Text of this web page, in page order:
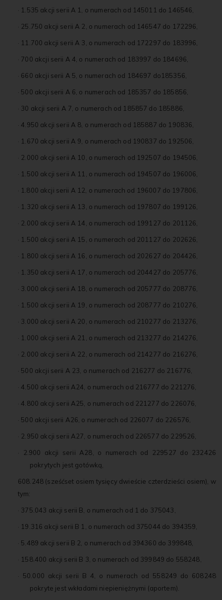
· 1.535 akcji serii A 1, o numerach od 145011 do 146546,
· 25.750 akcji serii A 2, o numerach od 146547 do 172296,
· 11.700 akcji serii A 3, o numerach od 172297 do 183996,
· 700 akcji serii A 4, o numerach od 183997 do 184696,
· 660 akcji serii A 5, o numerach od 184697 do185356,
· 500 akcji serii A 6, o numerach od 185357 do 185856,
· 30 akcji serii A 7, o numerach od 185857 do 185886,
· 4.950 akcji serii A 8, o numerach od 185887 do 190836,
· 1.670 akcji serii A 9, o numerach od 190837 do 192506,
· 2.000 akcji serii A 10, o numerach od 192507 do 194506,
· 1.500 akcji serii A 11, o numerach od 194507 do 196006,
· 1.800 akcji serii A 12, o numerach od 196007 do 197806,
· 1.320 akcji serii A 13, o numerach od 197807 do 199126,
· 2.000 akcji serii A 14, o numerach od 199127 do 201126,
· 1.500 akcji serii A 15, o numerach od 201127 do 202626,
· 1.800 akcji serii A 16, o numerach od 202627 do 204426,
· 1.350 akcji serii A 17, o numerach od 204427 do 205776,
· 3.000 akcji serii A 18, o numerach od 205777 do 208776,
· 1.500 akcji serii A 19, o numerach od 208777 do 210276,
· 3.000 akcji serii A 20, o numerach od 210277 do 213276,
· 1.000 akcji serii A 21, o numerach od 213277 do 214276,
· 2.000 akcji serii A 22, o numerach od 214277 do 216276,
· 500 akcji serii A 23, o numerach od 216277 do 216776,
· 4.500 akcji serii A24, o numerach od 216777 do 221276,
· 4.800 akcji serii A25, o numerach od 221277 do 226076,
· 500 akcji serii A26, o numerach od 226077 do 226576,
· 2.950 akcji serii A27, o numerach od 226577 do 229526,
· 2.900 akcji serii A28, o numerach od 229527 do 232426
pokrytych jest gotówką,
608.248 (sześćset osiem tysięcy dwieście czterdzieści osiem), w
tym:
· 375.043 akcji serii B, o numerach od 1 do 375043,
· 19.316 akcji serii B 1, o numerach od 375044 do 394359,
· 5.489 akcji serii B 2, o numerach od 394360 do 399848,
· 158.400 akcji serii B 3, o numerach od 399849 do 558248,
· 50.000 akcji serii B 4, o numerach od 558249 do 608248
pokryte jest wkładami niepieniężnymi (aportem).